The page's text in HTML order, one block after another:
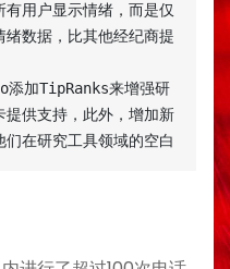
用户显示情绪，而是仅
数据，比其他经纪商提
添加TipRanks来增强研
提供支持，此外，增加新
在研究工具领域的空白